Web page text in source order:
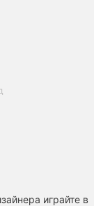
играйте в